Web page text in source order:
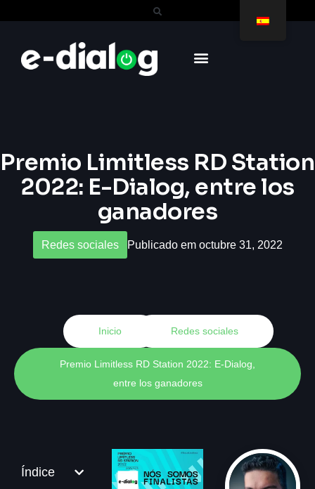
Premio Limitless RD Station
2022: E-Dialog, entre los
ganadores
Redes sociales Publicado em octubre 31, 2022
Inicio Redes sociales
Premio Limitless RD Station 2022: E-Dialog,
entre los ganadores
Índice